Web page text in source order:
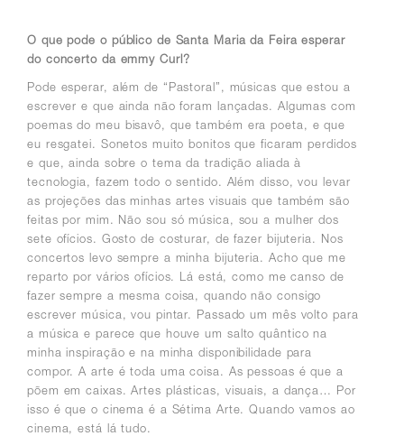
O que pode o público de Santa Maria da Feira esperar
do concerto da emmy Curl?
Pode esperar, além de “Pastoral”, músicas que estou a
escrever e que ainda não foram lançadas. Algumas com
poemas do meu bisavô, que também era poeta, e que
eu resgatei. Sonetos muito bonitos que ficaram perdidos
e que, ainda sobre o tema da tradição aliada à
tecnologia, fazem todo o sentido. Além disso, vou levar
as projeções das minhas artes visuais que também são
feitas por mim. Não sou só música, sou a mulher dos
sete ofícios. Gosto de costurar, de fazer bijuteria. Nos
concertos levo sempre a minha bijuteria. Acho que me
reparto por vários ofícios. Lá está, como me canso de
fazer sempre a mesma coisa, quando não consigo
escrever música, vou pintar. Passado um mês volto para
a música e parece que houve um salto quântico na
minha inspiração e na minha disponibilidade para
compor.A arte é toda uma coisa. As pessoas é que a
põem em caixas. Artes plásticas, visuais, a dança… Por
isso é que o cinema é a Sétima Arte. Quando vamos ao
cinema, está lá tudo.